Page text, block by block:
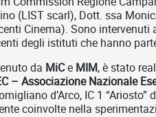
(LIST scarl), Dott. ssa
Cinema). Sono
degli istituti che hanno
da MiCe MIM, è stato
– Associazione Nazionale
d’Arco, IC 1
coinvolte nella